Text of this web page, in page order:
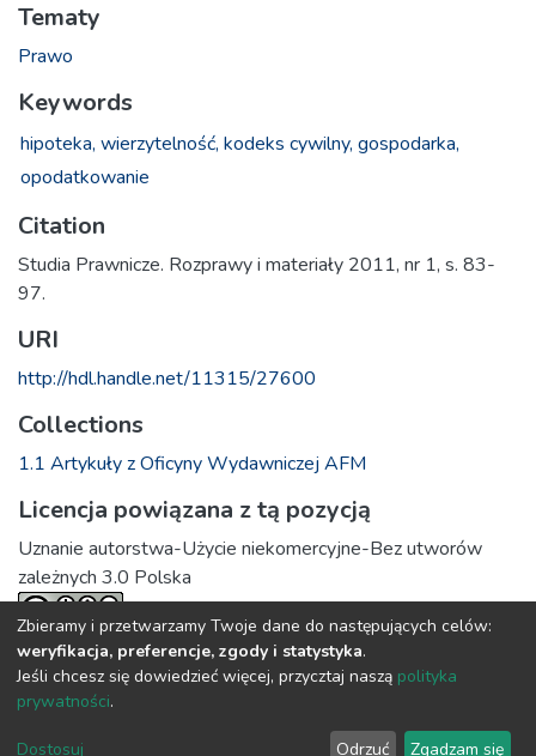
Tematy
Prawo
Keywords
hipoteka, wierzytelność, kodeks cywilny, gospodarka,
opodatkowanie
Citation
Studia Prawnicze. Rozprawy i materiały 2011, nr 1, s. 83-
97.
URI
http://hdl.handle.net/11315/27600
Collections
1.1 Artykuły z Oficyny Wydawniczej AFM
Licencja powiązana z tą pozycją
Uznanie autorstwa-Użycie niekomercyjne-Bez utworów
zależnych 3.0 Polska
Full item page
DSpace software copyright © 2002-2026LYRASIS
Zbieramy i przetwarzamy Twoje dane do następujących celów:
weryfikacja, preferencje, zgody i statystyka.
Jeśli chcesz się dowiedzieć więcej, przycztaj naszą polityka
prywatności.
Dostosuj Odrzuć Zgadzam się